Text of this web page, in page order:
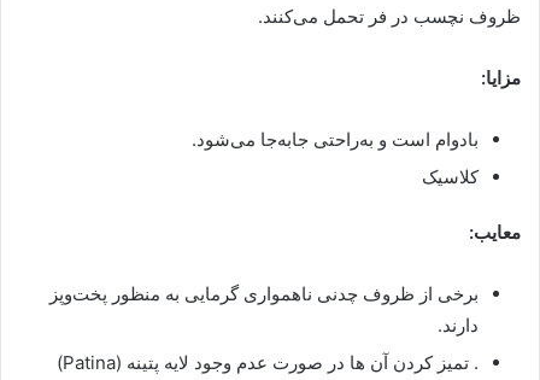
ظروف نچسب در فر تحمل می‌کنند.
مزایا:
بادوام است و به‌راحتی جابه‌جا می‌شود.
کلاسیک
معایب:
برخی از ظروف چدنی ناهمواری گرمایی به منظور پخت‌وپز
دارند.
. تمیز کردن آن ها در صورت عدم وجود لایه پتینه (Patina)